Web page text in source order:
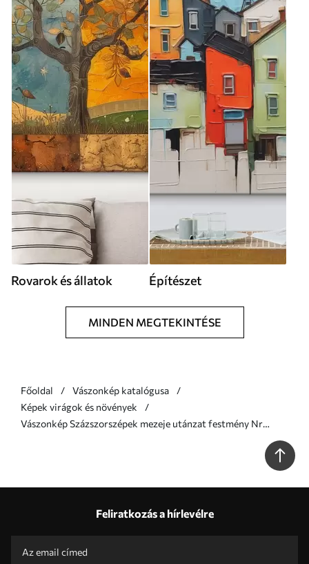
Rovarok és állatok Építészet
MINDEN MEGTEKINTÉSE
Főoldal
Vászonkép katalógusa
Képek virágok és növények
Vászonkép Százszorszépek mezeje utánzat festmény Nr
Feliratkozás a hírlevélre